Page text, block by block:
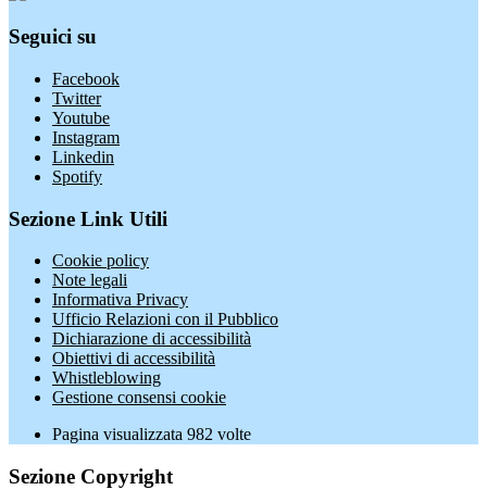
Seguici su
Facebook
Twitter
Youtube
Instagram
Linkedin
Spotify
Sezione Link Utili
Cookie policy
Note legali
Informativa Privacy
Ufficio Relazioni con il Pubblico
Dichiarazione di accessibilità
Obiettivi di accessibilità
Whistleblowing
Gestione consensi cookie
Pagina visualizzata 982 volte
Sezione Copyright